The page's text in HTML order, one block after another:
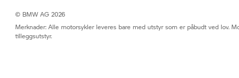
© BMW AG 2026
Merknader: Alle motorsykler leveres bare med utstyr som er påbudt ved lov.
tilleggsutstyr.